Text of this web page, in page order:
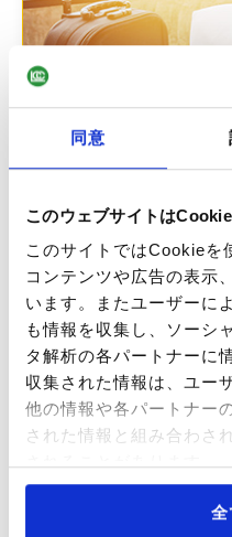
同意
このウェブサイトは
このサイトではCookieを
コンテンツや広告の表示
います。またユーザーに
も情報を収集し、ソーシ
タ解析の各パートナーに
収集された情報は、ユー
他の情報や各パートナー
された情報と組み合わさ
全
T.M.30とは家主が外国人
のこと。90日レポート